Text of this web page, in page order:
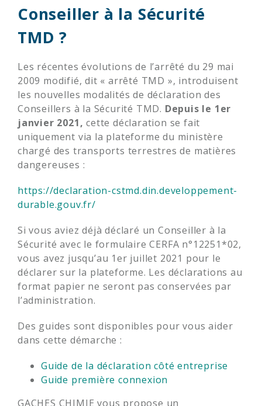
Conseiller à la Sécurité
TMD ?
Les récentes évolutions de l’arrêté du 29 mai
2009 modifié, dit « arrêté TMD », introduisent
les nouvelles modalités de déclaration des
Conseillers à la Sécurité TMD. Depuis le 1er
janvier 2021,cette déclaration se fait
uniquement via la plateforme du ministère
chargé des transports terrestres de matières
dangereuses :
https://declaration-cstmd.din.developpement-
durable.gouv.fr/
Si vous aviez déjà déclaré un Conseiller à la
Sécurité avec le formulaire CERFA n°12251*02,
vous avez jusqu’au 1er juillet 2021 pour le
déclarer sur la plateforme. Les déclarations au
format papier ne seront pas conservées par
l’administration.
Des guides sont disponibles pour vous aider
dans cette démarche :
Guide de la déclaration côté entreprise
Guide première connexion
GACHES CHIMIE vous propose un